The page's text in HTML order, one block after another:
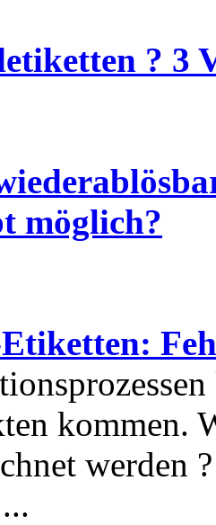
? 3
möglich?
kommen.
werden